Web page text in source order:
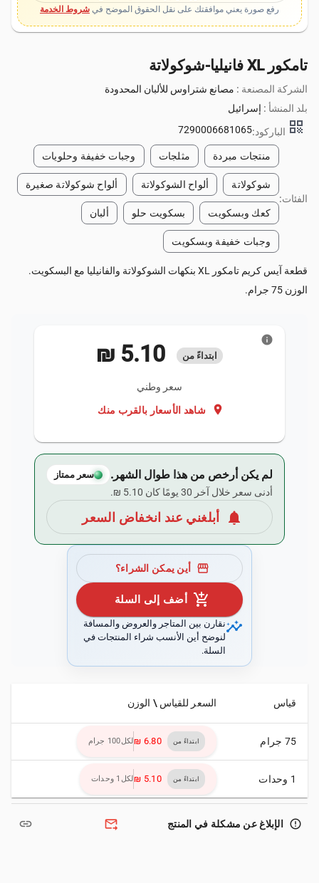
رفع صورة يعني موافقتك على نقل الحقوق الموضح في شروط الخدمة
تامكور XL فانيليا-شوكولاتة
الشركة المصنعة : مصانع شتراوس للألبان المحدودة
بلد المنشأ : إسرائيل
qr_code الباركود:7290006681065
الفئات:
منتجات مبردة مثلجات وجبات خفيفة وحلويات
شوكولاتة ألواح الشوكولاتة ألواح شوكولاتة صغيرة
كعك وبسكويت بسكويت حلو ألبان
وجبات خفيفة وبسكويت
قطعة آيس كريم تامكور XL بنكهات الشوكولاتة والفانيليا مع البسكويت.
الوزن 75 جرام.
ابتداءً من
سعر وطني
location_on شاهد الأسعار بالقرب منك
info
لم يكن أرخص من هذا طوال الشهر. سعر ممتاز
أدنى سعر خلال آخر 30 يومًا كان ‏5.10 ₪.
notifications أبلغني عند انخفاض السعر
storefront أين يمكن الشراء؟
add_shopping_cart أضف إلى السلة
insightsنقارن بين المتاجر والعروض والمسافة
لنوضح أين الأنسب شراء المنتجات في
السلة.
قياس السعر للقياس \ الوزن
75 جرام ابتداءً من ‏6.80 ₪ لكل100 جرام
1 وحدات ابتداءً من ‏5.10 ₪ لكل1 وحدات
error_outline الإبلاغ عن مشكلة في المنتج forward_to_inbox
link